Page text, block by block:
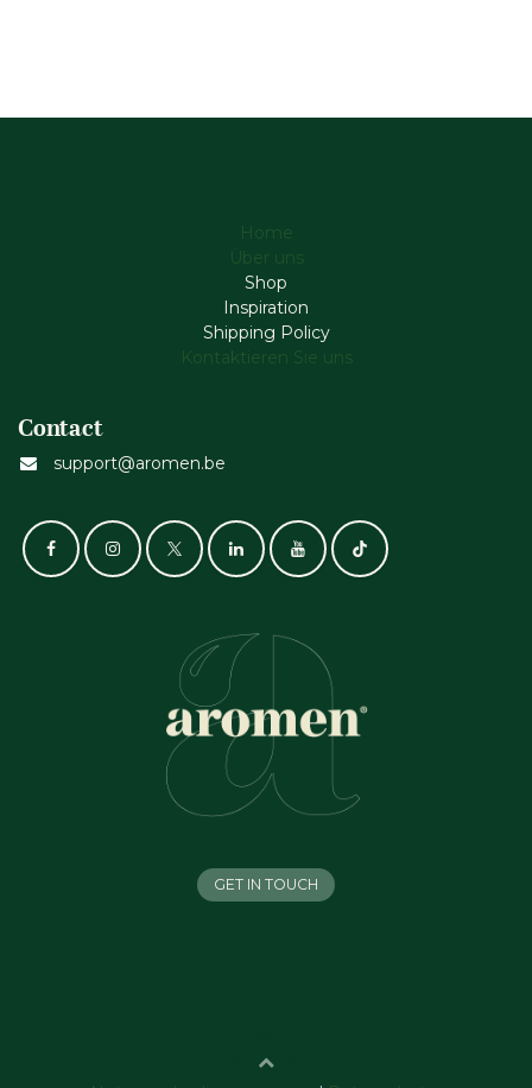
Home
Über uns
Shop
Inspiration
Shipping Policy
Kontaktieren Sie uns
Contact
support@aromen.be
GET IN TOUCH